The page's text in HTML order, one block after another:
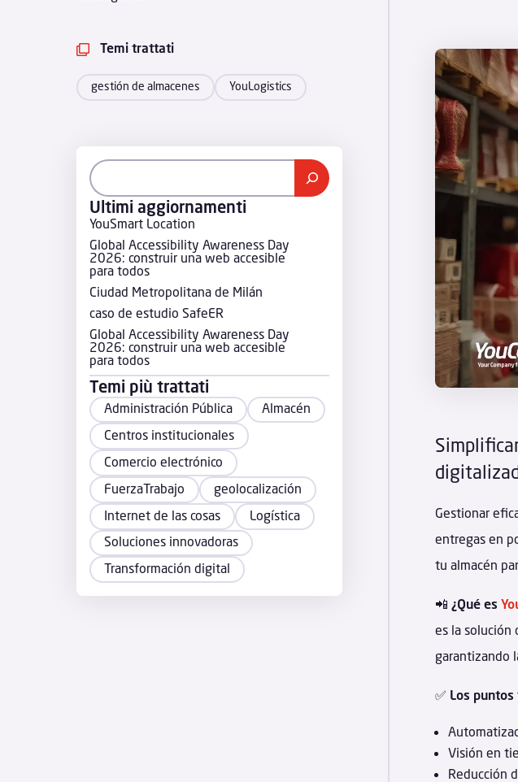
 Temi trattati
gestión de almacenes YouLogistics
Ultimi aggiornamenti
YouSmart Location
Global Accessibility Awareness Day
2026: construir una web accesible
para todos
Ciudad Metropolitana de Milán
caso de estudio SafeER
Global Accessibility Awareness Day
2026: construir una web accesible
para todos
Temi più trattati
Administración Pública
Almacén
Centros institucionales
Comercio electrónico
FuerzaTrabajo
geolocalización
Internet de las cosas
Logística
Soluciones innovadoras
Transformación digital
Gestionar
entregas en
tu almacén
📲 ¿Qué es
es la solución
garantizando
✅ Los
Visión en
Reducción